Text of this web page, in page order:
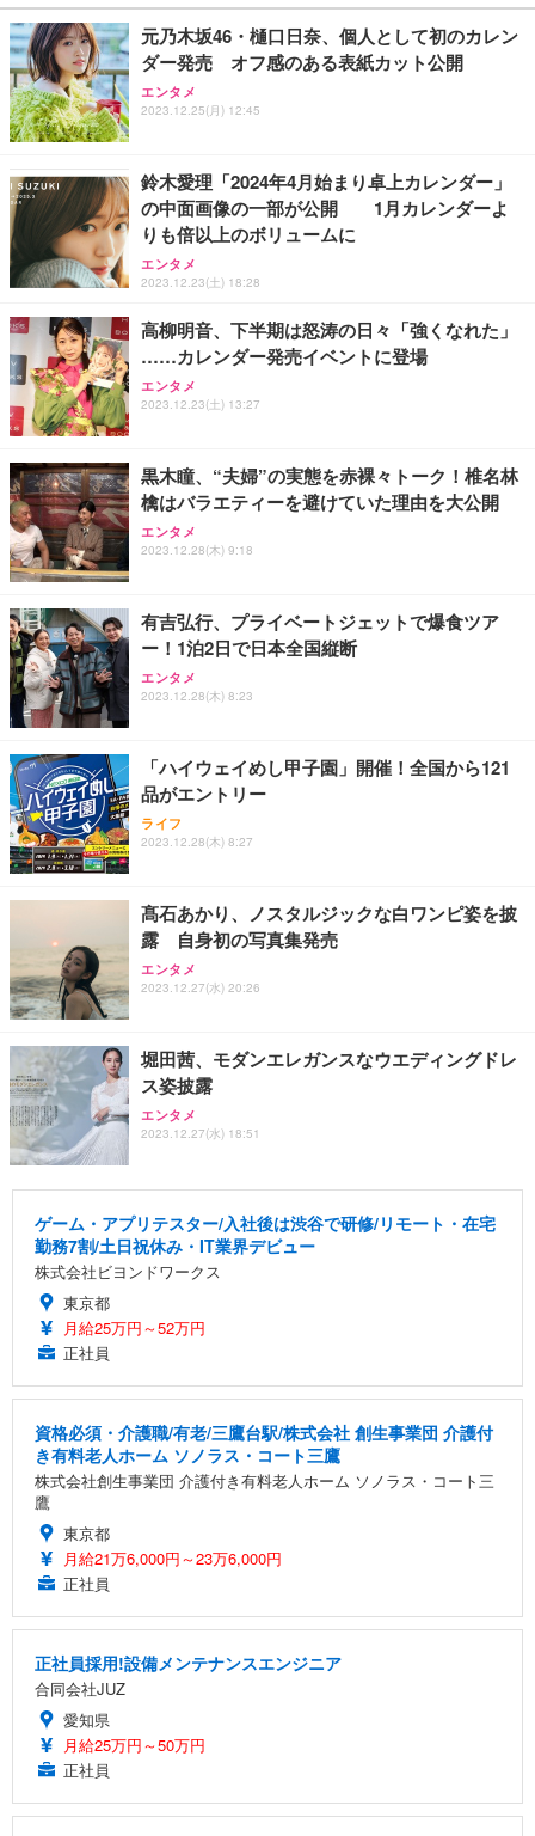
￥27,999
Sezlife オフィスチェア デスクチェア 疲れない テレ
ワーク チェア 強化バックレスト 30度ロッキング機
能 人間工学 椅子 腰サポート 90度跳ね上げ式アーム
務用 おしゃれ パソコンチェア (ブラック)
Sezlife オフィスチェア デスクチェア 疲れない テレ
ワーク チェア 強化バックレスト 30度ロッキング機
能 人間工学 椅子 腰サポート 90度跳ね上げ式アーム
レスト 3Dヘッドレスト ハンガー付き 高反発クッシ
務用 おしゃれ パソコンチェア (ホワイト)
ANDWINT オフィスチェア デスクチェア 肘なし メ
ッシュ 通気性 ランバーサポート付き 腰サポート ガ
ス圧無段階昇降 360度回転 キャスター付き コンパク
￥109,572
【純正品】27"ゲーミングモニター DualSense 充電
フック付き（CFI-ZDM1J）
【整備済み品】Dell E2724HS 27インチ 液晶モニタ
ー フルHD（1920×1080）VA 非光沢 HDMI/DisplayP
ort/VGA スピーカー内蔵 高さ調整 スイベル VESA対
応 ComfortView ビジネス向け
【MiniLED/24.5inch/280Hz/FHD】GRAPHT THE S
HOOTER Gaming Monitor 24” Essential ゲーミン
グモニター QD 24.5インチ 1ms FHD 量子ドット 残
￥3,234
ネオ・ルーライフ ネオ・オムツ L 中型犬用 26枚入
り 単品
Smart Basic(スマートベーシック) 【Amazon.co.jp
限定】 Smart Basic アイリスオーヤマ ペットシーツ
超厚型 お徳用 ワイド 100枚入 (x 1) (ケース販売)
アイリスオーヤマ ペットシーツ 超厚型 お徳用 レギ
ュラー 200枚入【Amazon.co.jp限定】
元乃木坂46・樋口日奈、個人として初のカレン
ダー発売 オフ感のある表紙カット公開
エンタメ
2023.12.25(月) 12:45
鈴木愛理「2024年4月始まり卓上カレンダー」
の中面画像の一部が公開 1月カレンダーよ
りも倍以上のボリュームに
エンタメ
2023.12.23(土) 18:28
高柳明音、下半期は怒涛の日々「強くなれた」
……カレンダー発売イベントに登場
エンタメ
2023.12.23(土) 13:27
黒木瞳、“夫婦”の実態を赤裸々トーク！椎名林
檎はバラエティーを避けていた理由を大公開
エンタメ
2023.12.28(木) 9:18
有吉弘行、プライベートジェットで爆食ツア
ー！1泊2日で日本全国縦断
エンタメ
2023.12.28(木) 8:23
「ハイウェイめし甲子園」開催！全国から121
品がエントリー
ライフ
2023.12.28(木) 8:27
髙石あかり、ノスタルジックな白ワンピ姿を披
露 自身初の写真集発売
エンタメ
2023.12.27(水) 20:26
堀田茜、モダンエレガンスなウエディングドレ
ス姿披露
エンタメ
2023.12.27(水) 18:51
ゲーム・アプリテスター/入社後は渋谷で研修/リモート・在宅
勤務7割/土日祝休み・IT業界デビュー
株式会社ビヨンドワークス
東京都
月給25万円～52万円
正社員
資格必須・介護職/有老/三鷹台駅/株式会社 創生事業団 介護付
き有料老人ホーム ソノラス・コート三鷹
株式会社創生事業団 介護付き有料老人ホーム ソノラス・コート三
鷹
東京都
月給21万6,000円～23万6,000円
正社員
正社員採用!設備メンテナンスエンジニア
合同会社JUZ
愛知県
月給25万円～50万円
正社員